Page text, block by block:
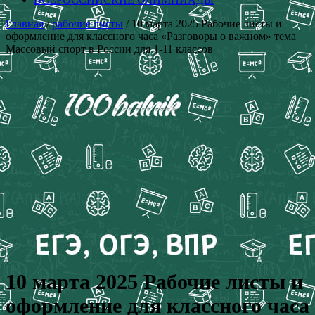
Главная/рабочие листы / 10 марта 2025 Рабочие листы и
оформление для классного часа «Разговоры о важном» тема
Массовый спорт в России для 1-11 классов
10 марта 2025 Рабочие листы и
оформление для классного часа